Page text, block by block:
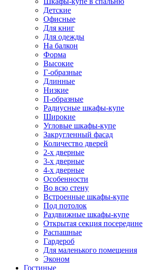
Детские
Офисные
Для книг
Для одежды
На балкон
Форма
Высокие
Г-образные
Длинные
Низкие
П-образные
Радиусные шкафы-купе
Широкие
Угловые шкафы-купе
Закругленный фасад
Количество дверей
2-х дверные
3-х дверные
4-х дверные
Особенности
Во всю стену
Встроенные шкафы-купе
Под потолок
Раздвижные шкафы-купе
Открытая секция посередине
Распашные
Гардероб
Для маленького помещения
Эконом
Гостиные